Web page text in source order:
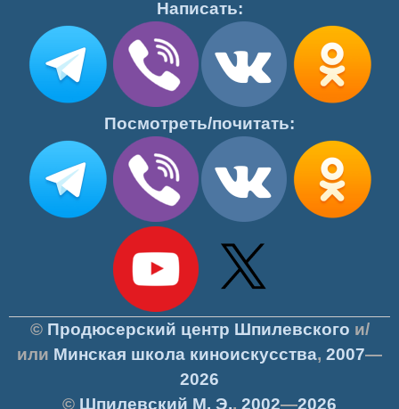
Написать:
Посмотреть/почитать:
© Продюсерский центр Шпилевского и/
или Минская школа киноискусства, 2007—
2026
© Шпилевский М. Э., 2002—2026